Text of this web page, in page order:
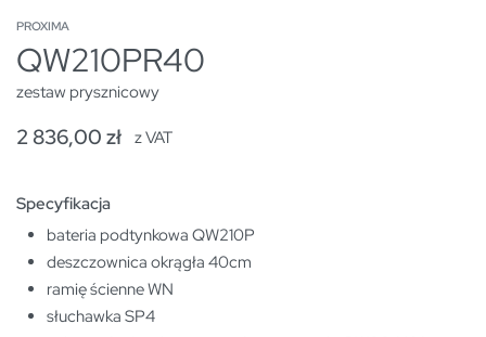
PROXIMA
QW210PR40
zestaw prysznicowy
2 836,00 zł z VAT
Specyfikacja
bateria podtynkowa QW210P
deszczownica okrągła 40cm
ramię ścienne WN
słuchawka SP4